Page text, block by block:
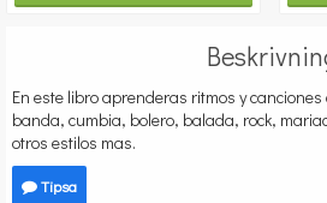
En este libro aprenderas ritmos y
banda, cumbia, bolero, balada, rock,
otros estilos mas.
Tipsa